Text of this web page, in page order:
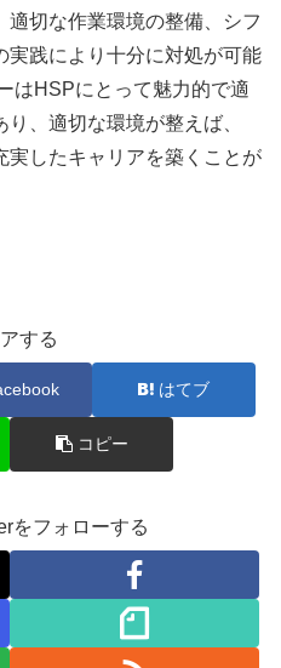
切な作業環境の整備、シフ
実践により十分に対処が可能
はHSPにとって魅力的で適
、適切な環境が整えば、
実したキャリアを築くことが
する
はてブ
コピー
をフォローする